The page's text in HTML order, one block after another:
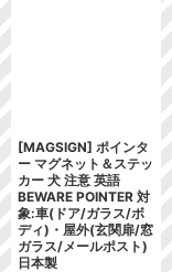
[MAGSIGN] ポインタ
ー マグネット＆ステッ
カー 犬 注意 英語
BEWARE POINTER 対
象:車(ドア/ガラス/ボ
ディ)・屋外(玄関扉/窓
ガラス/メールポスト)
日本製